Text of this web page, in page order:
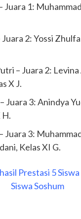
Juara 1:
2: Yossi
– Juara 2:
X J.
Juara 3: Anindya
H.
Juara 3:
Kelas XI G.
Prestasi 5
Siswa Soshum